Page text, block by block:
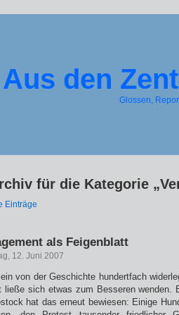
Aus den
Glossen,
für die Kategorie
Einträge
als Feigenblatt
12. Juni 2007
von der Geschichte hundertfach
ließe sich etwas zum Besseren wenden.
hat das erneut bewiesen: Einige